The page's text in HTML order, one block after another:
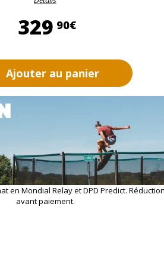
329 90€329,90 €
Ajouter au panier
en Mondial Relay et DPD Predict.
avant paiement.